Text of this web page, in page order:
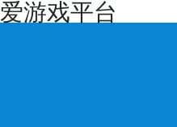
爱游戏平台